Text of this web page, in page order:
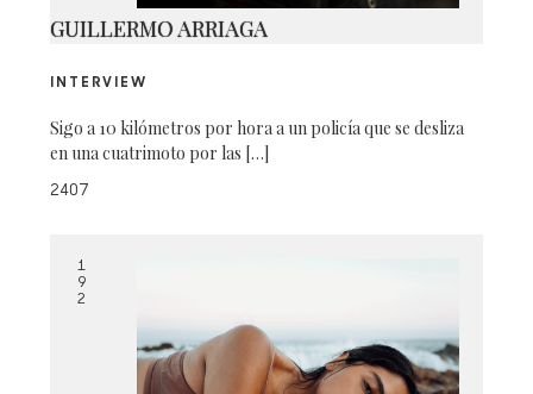
GUILLERMO ARRIAGA
INTERVIEW
Sigo a 10 kilómetros por hora a un policía que se desliza
en una cuatrimoto por las […]
2407
1
9
2